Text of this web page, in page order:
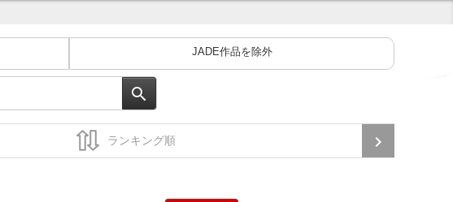
JADE作品を除外